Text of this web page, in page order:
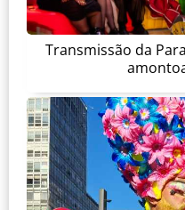
Transmissão da